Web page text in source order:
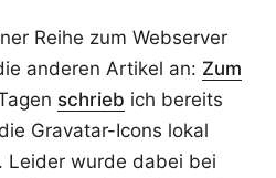
Reihe zum Webserver
anderen Artikel an: Zum
schrieb ich bereits
Gravatar-Icons lokal
Leider wurde dabei bei